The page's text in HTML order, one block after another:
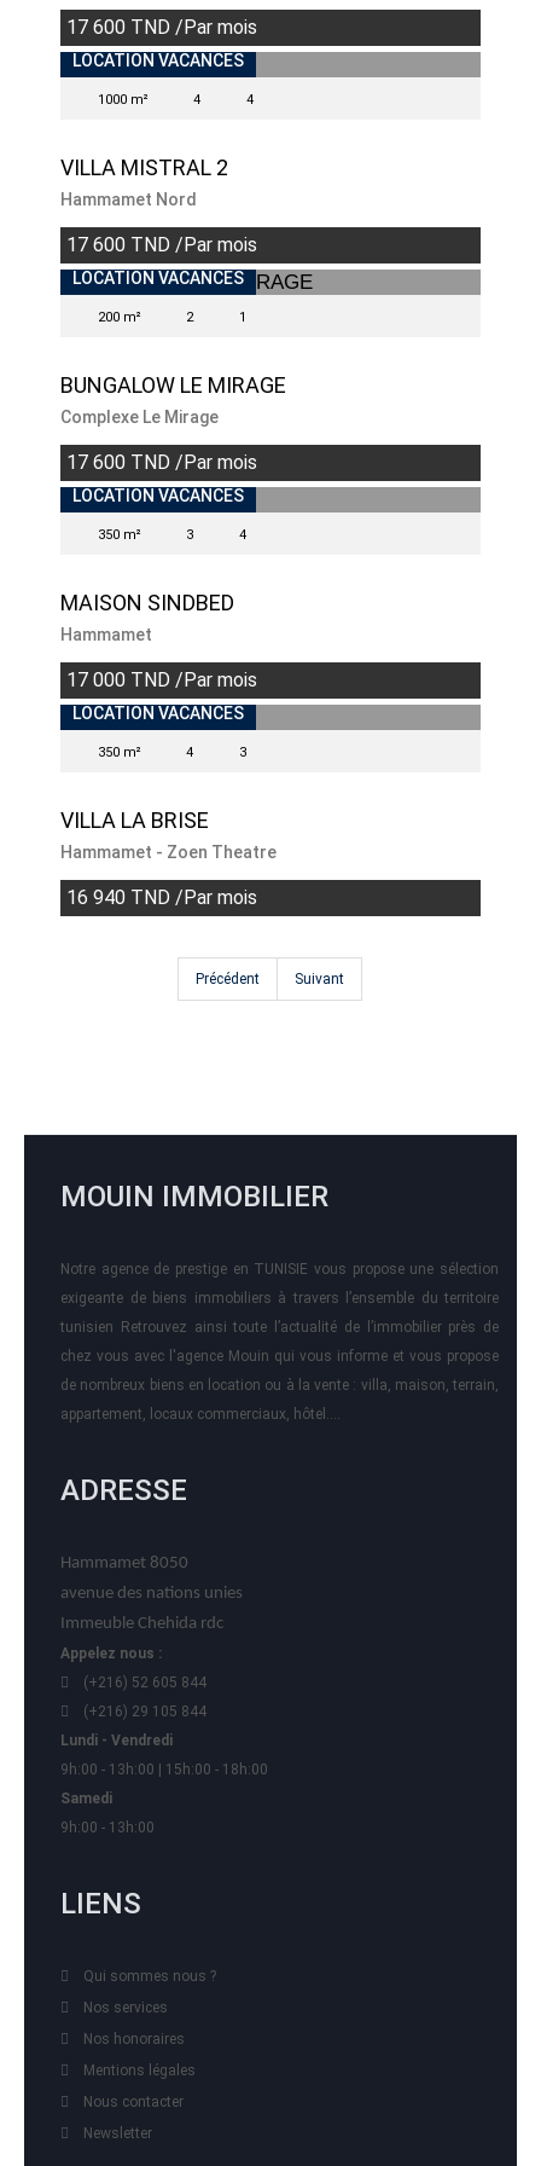
17 600 TND /Par mois
INDISPONIBLE
LOCATION VACANCES
1000 m² 4 4
VILLA MISTRAL 2
Hammamet Nord
17 600 TND /Par mois
LOCATION VACANCES
200 m² 2 1
BUNGALOW LE MIRAGE
Complexe Le Mirage
17 600 TND /Par mois
LOCATION VACANCES
350 m² 3 4
MAISON SINDBED
Hammamet
17 000 TND /Par mois
INDISPONIBLE
LOCATION VACANCES
350 m² 4 3
VILLA LA BRISE
Hammamet - Zoen Theatre
16 940 TND /Par mois
Précédent Suivant
MOUIN IMMOBILIER
Notre agence de prestige en TUNISIE vous propose une sélection
exigeante de biens immobiliers à travers l’ensemble du territoire
tunisien Retrouvez ainsi toute l’actualité de l’immobilier près de
chez vous avec l'agence Mouin qui vous informe et vous propose
de nombreux biens en location ou à la vente : villa, maison, terrain,
appartement, locaux commerciaux, hôtel….
ADRESSE
Hammamet 8050
avenue des nations unies
Immeuble Chehida rdc
Appelez nous :
(+216) 52 605 844
(+216) 29 105 844
Lundi - Vendredi
9h:00 - 13h:00 | 15h:00 - 18h:00
Samedi
9h:00 - 13h:00
LIENS
Qui sommes nous ?
Nos services
Nos honoraires
Mentions légales
Nous contacter
Newsletter